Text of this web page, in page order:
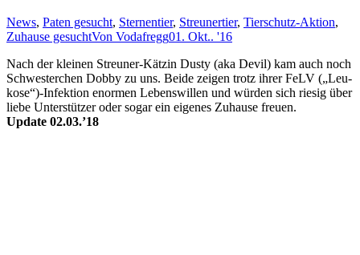
News, Paten gesucht, Sternentier, Streunertier, Tierschutz-Aktion,
Zuhause gesuchtVon Vodafregg01. Okt.. '16
Nach der kleinen Streu­ner-Kätz­in Dus­ty (aka De­vil) kam auch noch
Schwes­ter­chen Dob­by zu uns. Beide ze­igen trotz ihr­er FeLV („Leu­
ko­se“)-In­fekt­ion enor­men Le­bens­will­en und wür­den sich rie­sig über
lie­be Un­ter­stütz­er oder so­gar ein ei­gen­es Zu­hau­se freu­en.
Update 02.03.’18